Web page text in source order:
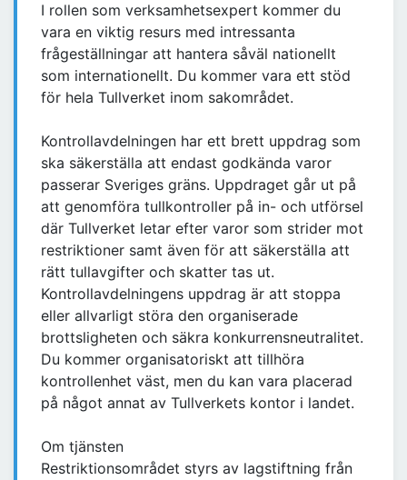
I rollen som verksamhetsexpert kommer du
vara en viktig resurs med intressanta
frågeställningar att hantera såväl nationellt
som internationellt. Du kommer vara ett stöd
för hela Tullverket inom sakområdet.
Kontrollavdelningen har ett brett uppdrag som
ska säkerställa att endast godkända varor
passerar Sveriges gräns. Uppdraget går ut på
att genomföra tullkontroller på in- och utförsel
där Tullverket letar efter varor som strider mot
restriktioner samt även för att säkerställa att
rätt tullavgifter och skatter tas ut.
Kontrollavdelningens uppdrag är att stoppa
eller allvarligt störa den organiserade
brottsligheten och säkra konkurrensneutralitet.
Du kommer organisatoriskt att tillhöra
kontrollenhet väst, men du kan vara placerad
på något annat av Tullverkets kontor i landet.
Om tjänsten
Restriktionsområdet styrs av lagstiftning från